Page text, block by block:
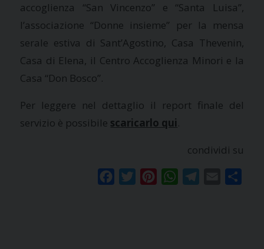
accoglienza “San Vincenzo” e “Santa Luisa”,
l’associazione “Donne insieme” per la mensa
serale estiva di Sant’Agostino, Casa Thevenin,
Casa di Elena, il Centro Accoglienza Minori e la
Casa “Don Bosco”.
Per leggere nel dettaglio il report finale del
servizio è possibile scaricarlo qui.
condividi su
FacebookTwitterPinterestWhatsAppTelegram
Email